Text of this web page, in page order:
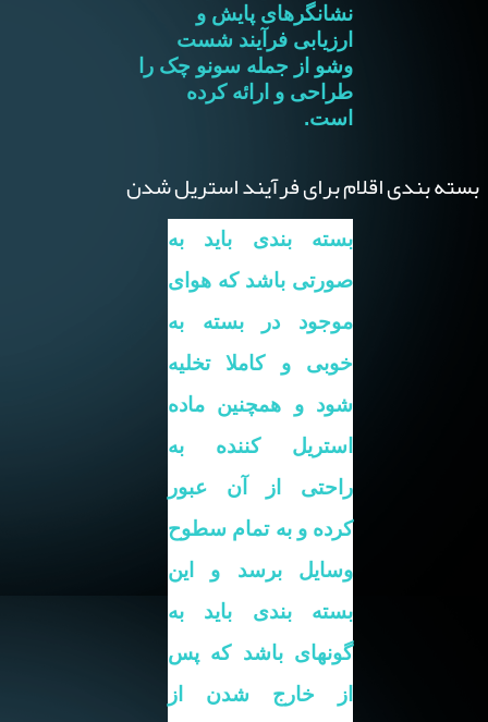
نشانگرهای پایش و
ارزیابی فرآیند شست
وشو از جمله سونو چک را
طراحی و ارائه کرده
است.
بسته بندی اقلام برای فرآیند استریل شدن
بسته بندی باید به
صورتی باشد که هوای
موجود در بسته به
خوبی و کاملا تخلیه
شود و همچنین ماده
استریل کننده به
راحتی از آن عبور
کرده و به تمام سطوح
وسایل برسد و این
بسته بندی باید به
گونهای باشد که پس
از خارج شدن از